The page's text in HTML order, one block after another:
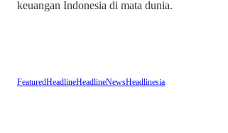
keuangan Indonesia di mata dunia.
FeaturedHeadlineHeadlineNewsHeadlinesia